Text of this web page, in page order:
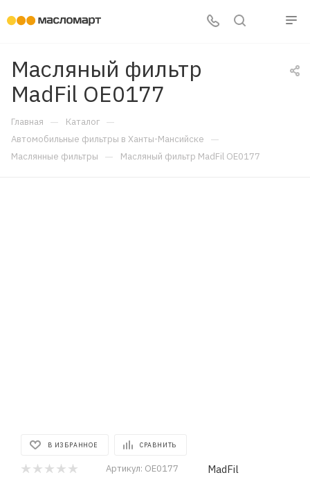
Масляный фильтр
MadFil OE0177
Главная — Каталог —
Автомобильные фильтры в Ханты-Мансийске —
Маслянные фильтры — Масляный фильтр MadFil OE0177
В ИЗБРАННОЕ СРАВНИТЬ
Артикул: OE0177 MadFil